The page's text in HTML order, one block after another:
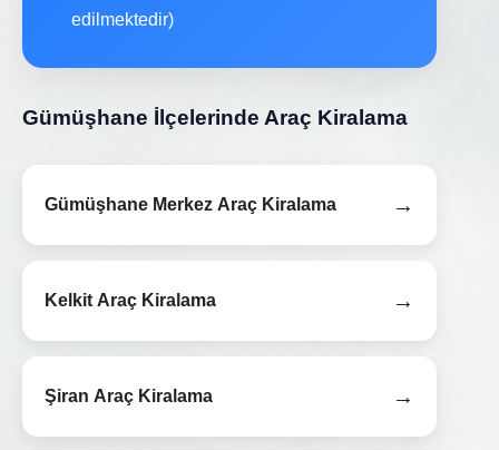
edilmektedir)
Gümüşhane İlçelerinde Araç Kiralama
Gümüşhane Merkez Araç Kiralama →
Kelkit Araç Kiralama →
Şiran Araç Kiralama →